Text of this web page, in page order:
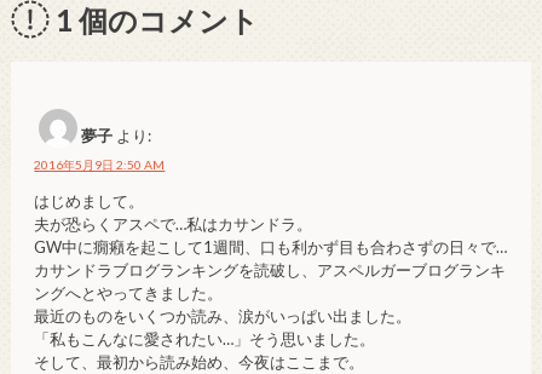
1個のコメント
夢子 より:
2016年5月9日 2:50 AM
はじめまして。
夫が恐らくアスペで…私はカサンドラ。
GW中に癇癪を起こして1週間、口も利かず目も合わさずの日々で…
カサンドラブログランキングを読破し、アスペルガーブログランキ
ングへとやってきました。
最近のものをいくつか読み、涙がいっぱい出ました。
「私もこんなに愛されたい…」そう思いました。
そして、最初から読み始め、今夜はここまで。